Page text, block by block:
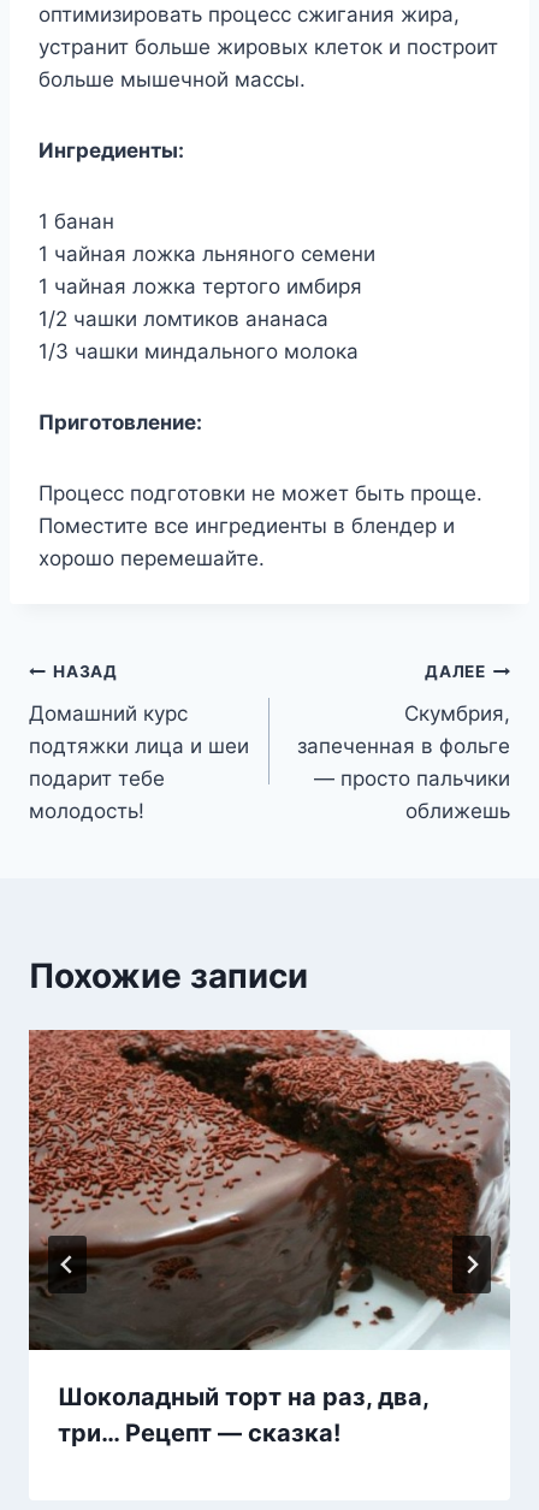
оптимизировать процесс сжигания жира,
устранит больше жировых клеток и построит
больше мышечной массы.
Ингредиенты:
1 банан
1 чайная ложка льняного семени
1 чайная ложка тертого имбиря
1/2 чашки ломтиков ананаса
1/3 чашки миндального молока
Приготовление:
Процесс подготовки не может быть проще.
Поместите все ингредиенты в блендер и
хорошо перемешайте.
Навигация
по
записям
НАЗАД
Домашний курс
подтяжки лица и шеи
подарит тебе
молодость!
ДАЛЕЕ
Скумбрия,
запеченная в фольге
— просто пальчики
оближешь
Похожие записи
Шоколадный торт на раз, два,
три… Рецепт — сказка!